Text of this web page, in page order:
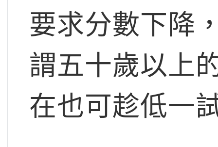
要求分數下降
謂五十歲以上
在也可趁低一